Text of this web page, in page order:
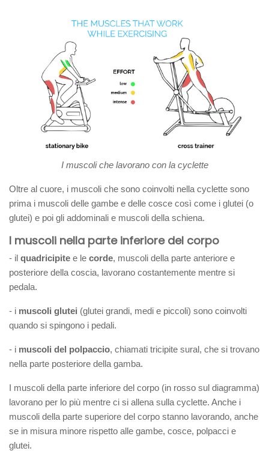
I muscoli che lavorano con la cyclette
Oltre al cuore, i muscoli che sono coinvolti nella cyclette sono
prima i muscoli delle gambe e delle cosce così come i glutei (o
glutei) e poi gli addominali e muscoli della schiena.
I muscoli nella parte inferiore del corpo
- il quadricipite e le corde, muscoli della parte anteriore e
posteriore della coscia, lavorano costantemente mentre si
pedala.
- i muscoli glutei (glutei grandi, medi e piccoli) sono coinvolti
quando si spingono i pedali.
- i muscoli del polpaccio, chiamati tricipite sural, che si trovano
nella parte posteriore della gamba.
I muscoli della parte inferiore del corpo (in rosso sul diagramma)
lavorano per lo più mentre ci si allena sulla cyclette. Anche i
muscoli della parte superiore del corpo stanno lavorando, anche
se in misura minore rispetto alle gambe, cosce, polpacci e
glutei.